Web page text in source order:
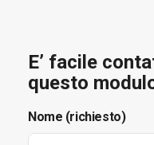
E’ facile
questo
Nome (richiesto)